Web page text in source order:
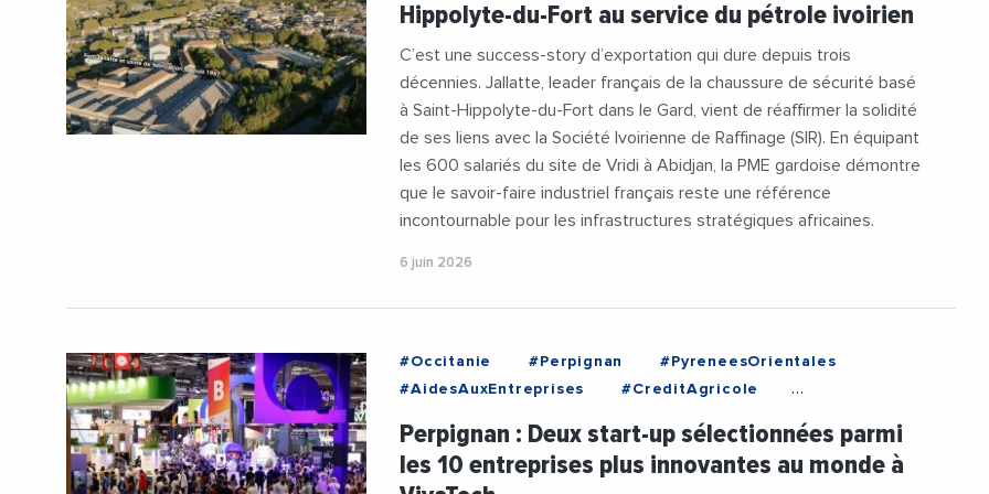
#VieDesEntreprises
Hippolyte-du-Fort au service du pétrole ivoirien
C’est une success-story d’exportation qui dure depuis trois
décennies. Jallatte, leader français de la chaussure de sécurité basé
à Saint-Hippolyte-du-Fort dans le Gard, vient de réaffirmer la solidité
de ses liens avec la Société Ivoirienne de Raffinage (SIR). En équipant
les 600 salariés du site de Vridi à Abidjan, la PME gardoise démontre
que le savoir-faire industriel français reste une référence
incontournable pour les infrastructures stratégiques africaines.
6 juin 2026
#Occitanie #Perpignan
#PyreneesOrientales
#AidesAuxEntreprises
#CreditAgricole
#FrenchTechPerpignan
#Innovation
#Robotique
#Salon
#StartUp #Technologie #VivaTechnology
Perpignan : Deux start-up sélectionnées parmi
les 10 entreprises plus innovantes au monde à